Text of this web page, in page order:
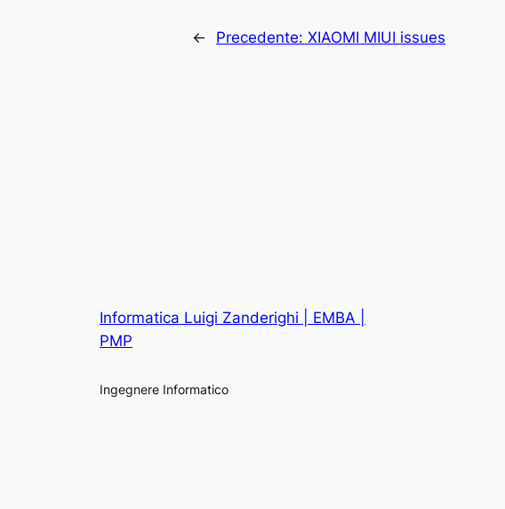
← Precedente: XIAOMI MIUI issues
Informatica Luigi Zanderighi | EMBA |
PMP
Ingegnere Informatico